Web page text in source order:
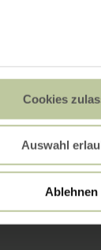
Cookies
Auswahl
Ablehnen